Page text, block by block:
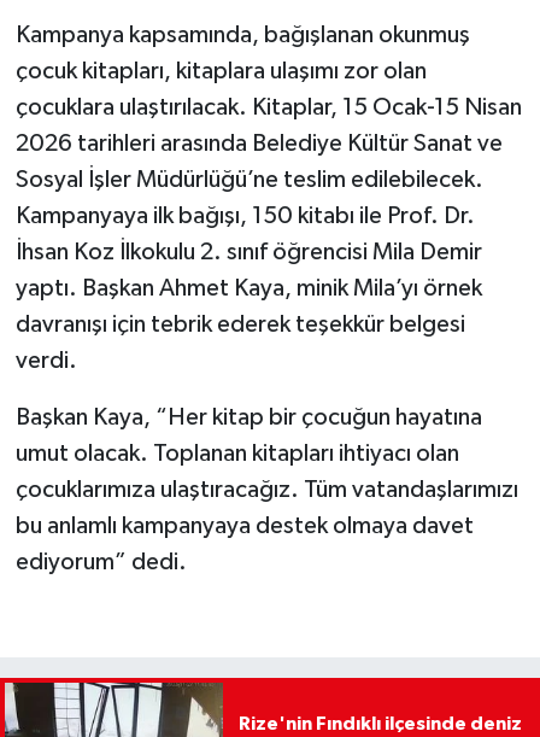
Kampanya kapsamında, bağışlanan okunmuş
çocuk kitapları, kitaplara ulaşımı zor olan
çocuklara ulaştırılacak. Kitaplar, 15 Ocak-15 Nisan
2026 tarihleri arasında Belediye Kültür Sanat ve
Sosyal İşler Müdürlüğü’ne teslim edilebilecek.
Kampanyaya ilk bağışı, 150 kitabı ile Prof. Dr.
İhsan Koz İlkokulu 2. sınıf öğrencisi Mila Demir
yaptı. Başkan Ahmet Kaya, minik Mila’yı örnek
davranışı için tebrik ederek teşekkür belgesi
verdi.
Başkan Kaya, “Her kitap bir çocuğun hayatına
umut olacak. Toplanan kitapları ihtiyacı olan
çocuklarımıza ulaştıracağız. Tüm vatandaşlarımızı
bu anlamlı kampanyaya destek olmaya davet
ediyorum” dedi.
Rize'nin Fındıklı ilçesinde deniz